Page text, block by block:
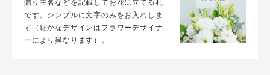
贈り主名などを記載してお花に立てる札
です。シンプルに文字のみをお入れしま
す（細かなデザインはフラワーデザイナ
ーにより異なります）。